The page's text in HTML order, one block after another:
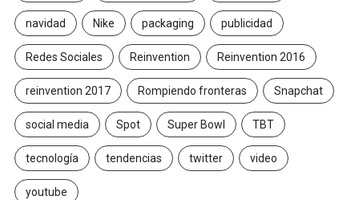
navidad Nike packaging publicidad
Redes Sociales Reinvention Reinvention 2016
reinvention 2017 Rompiendo fronteras Snapchat
social media Spot Super Bowl TBT
tecnología tendencias twitter video
youtube